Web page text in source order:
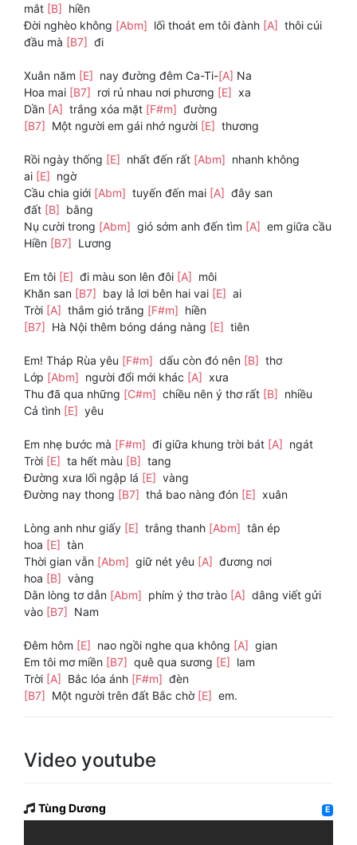
mắt [B] hiền
Đời nghèo không [Abm] lối thoát em tôi đành [A] thôi cúi
đầu mà [B7] đi
Xuân năm [E] nay đường đêm Ca-Ti-[A] Na
Hoa mai [B7] rơi rủ nhau nơi phương [E] xa
Dần [A] trắng xóa mặt [F#m] đường
[B7] Một người em gái nhớ người [E] thương
Rồi ngày thống [E] nhất đến rất [Abm] nhanh không
ai [E] ngờ
Cầu chia giới [Abm] tuyến đến mai [A] đây san
đất [B] bằng
Nụ cười trong [Abm] gió sớm anh đến tìm [A] em giữa cầu
Hiền [B7] Lương
Em tôi [E] đi màu son lên đôi [A] môi
Khăn san [B7] bay lả lơi bên hai vai [E] ai
Trời [A] thắm gió trăng [F#m] hiền
[B7] Hà Nội thêm bóng dáng nàng [E] tiên
Em! Tháp Rùa yêu [F#m] dấu còn đó nên [B] thơ
Lớp [Abm] người đổi mới khác [A] xưa
Thu đã qua những [C#m] chiều nên ý thơ rất [B] nhiều
Cả tình [E] yêu
Em nhẹ bước mà [F#m] đi giữa khung trời bát [A] ngát
Trời [E] ta hết màu [B] tang
Đường xưa lối ngập lá [E] vàng
Đường nay thong [B7] thả bao nàng đón [E] xuân
Lòng anh như giấy [E] trắng thanh [Abm] tân ép
hoa [E] tàn
Thời gian vẫn [Abm] giữ nét yêu [A] đương nơi
hoa [B] vàng
Dằn lòng tơ dẫn [Abm] phím ý thơ trào [A] dâng viết gửi
vào [B7] Nam
Đêm hôm [E] nao ngồi nghe qua không [A] gian
Em tôi mơ miền [B7] quê qua sương [E] lam
Trời [A] Bắc lóa ánh [F#m] đèn
[B7] Một người trên đất Bắc chờ [E] em.
Video youtube
Tùng Dương E